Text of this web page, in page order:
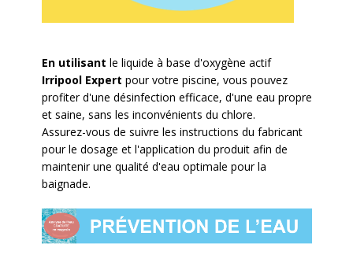
En utilisant le liquide à base d'oxygène actif
Irripool Expert pour votre piscine, vous pouvez
profiter d'une désinfection efficace, d'une eau propre
et saine, sans les inconvénients du chlore.
Assurez-vous de suivre les instructions du fabricant
pour le dosage et l'application du produit afin de
maintenir une qualité d'eau optimale pour la
baignade.